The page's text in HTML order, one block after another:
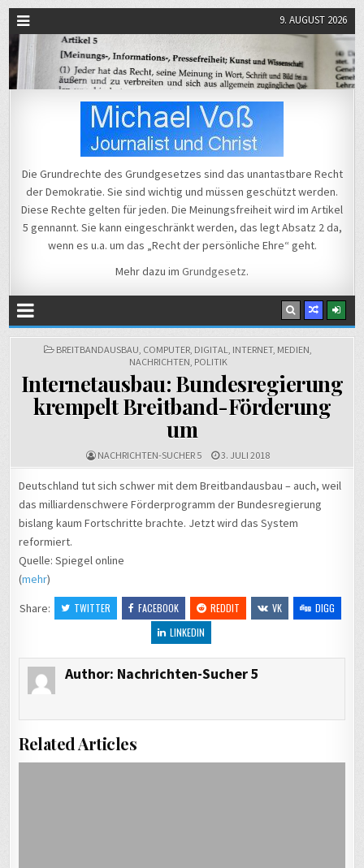
9. AUGUST 2026
Michael Voß
Die Grundrechte des Grundgesetzes sind das unantastbare Recht
der Demokratie. Sie sind wichtig und müssen geschützt werden.
Diese Rechte gelten für jeden. Die Meinungsfreiheit wird im Artikel
5 gennannt. Sie kann eingeschränkt werden, das legt Absatz 2 da,
wenn es u.a. um das „Recht der persönliche Ehre“ geht.
Mehr dazu im Grundgesetz.
POSTED
BREITBANDAUSBAU, COMPUTER, DIGITAL, INTERNET, MEDIEN,
NACHRICHTEN, POLITIK
Internetausbau: Bundesregierung
krempelt Breitband-Förderung
um
NACHRICHTEN-SUCHER 5 3. JULI 2018
Deutschland tut sich schwer mit dem Breitbandausbau – auch, weil
das milliardenschwere Förderprogramm der Bundesregierung
bislang kaum Fortschritte brachte. Jetzt wird das System
reformiert.
Quelle: Spiegel online
(mehr)
Share:
TWITTER FACEBOOK REDDIT VK
DIGG
LINKEDIN
Author: Nachrichten-Sucher 5
Related Articles